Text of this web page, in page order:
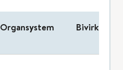
Organsystem Bivirkning